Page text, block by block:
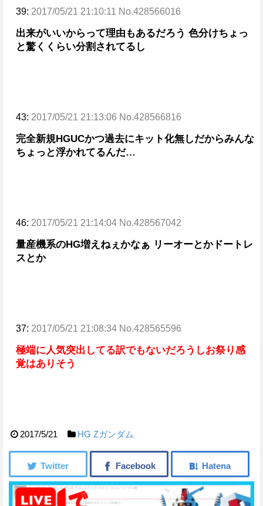
39: 2017/05/21 21:10:11 No.428566016
出来がいいからって理由もあるだろう 色分けちょっ
と驚くくらい分割されてるし
43: 2017/05/21 21:13:06 No.428566816
完全新規HGUCかつ過去にキット化無しだからみんな
ちょっと浮かれてるんだ…
46: 2017/05/21 21:14:04 No.428567042
量産機系のHG増えねぇかなぁ リーオーとかドートレ
スとか
37: 2017/05/21 21:08:34 No.428565596
極端に人気突出してる訳でもないだろうしお祭り感
覚はありそう
2017/5/21 HG Ζガンダム